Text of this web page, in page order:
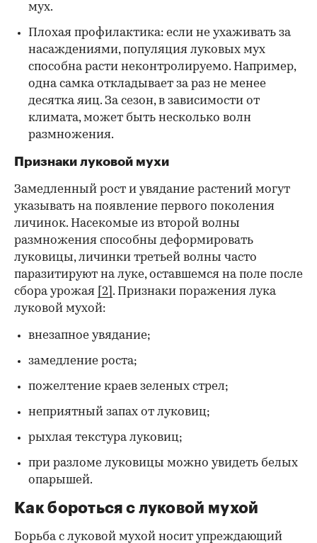
мух.
Плохая профилактика: если не ухаживать за
насаждениями, популяция луковых мух
способна расти неконтролируемо. Например,
одна самка откладывает за раз не менее
десятка яиц. За сезон, в зависимости от
климата, может быть несколько волн
размножения.
Признаки луковой мухи
Замедленный рост и увядание растений могут
указывать на появление первого поколения
личинок. Насекомые из второй волны
размножения способны деформировать
луковицы, личинки третьей волны часто
паразитируют на луке, оставшемся на поле после
сбора урожая [2] . Признаки поражения лука
луковой мухой:
внезапное увядание;
замедление роста;
пожелтение краев зеленых стрел;
неприятный запах от луковиц;
рыхлая текстура луковиц;
при разломе луковицы можно увидеть белых
опарышей.
Как бороться с луковой мухой
Борьба с луковой мухой носит упреждающий